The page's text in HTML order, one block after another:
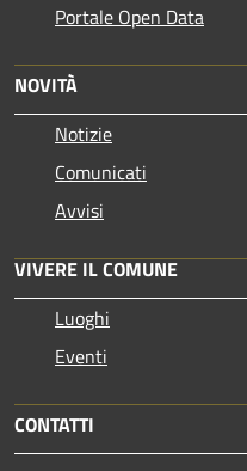
Portale Open Data
NOVITÀ
Notizie
Comunicati
Avvisi
VIVERE IL COMUNE
Luoghi
Eventi
CONTATTI